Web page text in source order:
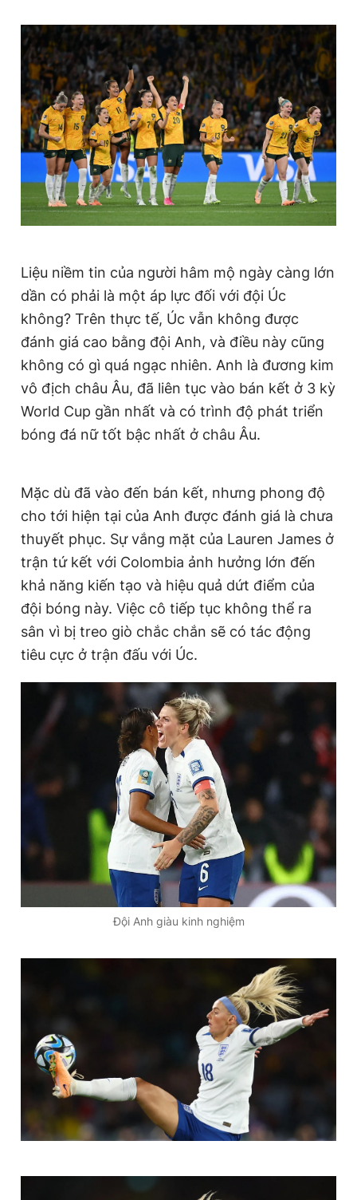
Liệu niềm tin của người hâm mộ ngày càng lớn
dần có phải là một áp lực đối với đội Úc
không? Trên thực tế, Úc vẫn không được
đánh giá cao bằng đội Anh, và điều này cũng
không có gì quá ngạc nhiên. Anh là đương kim
vô địch châu Âu, đã liên tục vào bán kết ở 3 kỳ
World Cup gần nhất và có trình độ phát triển
bóng đá nữ tốt bậc nhất ở châu Âu.
Mặc dù đã vào đến bán kết, nhưng phong độ
cho tới hiện tại của Anh được đánh giá là chưa
thuyết phục. Sự vắng mặt của Lauren James ở
trận tứ kết với Colombia ảnh hưởng lớn đến
khả năng kiến tạo và hiệu quả dứt điểm của
đội bóng này. Việc cô tiếp tục không thể ra
sân vì bị treo giò chắc chắn sẽ có tác động
tiêu cực ở trận đấu với Úc.
Đội Anh giàu kinh nghiệm